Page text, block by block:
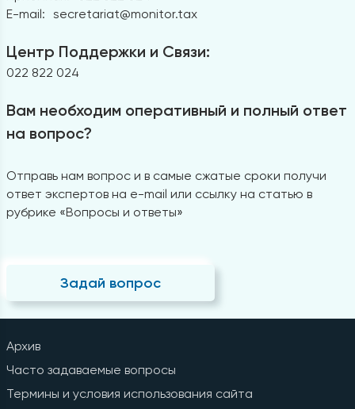
E-mail: secretariat@monitor.tax
Центр Поддержки и Связи:
022 822 024
Вам необходим оперативный и полный ответ
на вопрос?
Отправь нам вопрос и в самые сжатые сроки получи
ответ экспертов на e-mail или ссылку на статью в
рубрике «Вопросы и ответы»
Задай вопрос
Архив
Часто задаваемые вопросы
Термины и условия использования сайта